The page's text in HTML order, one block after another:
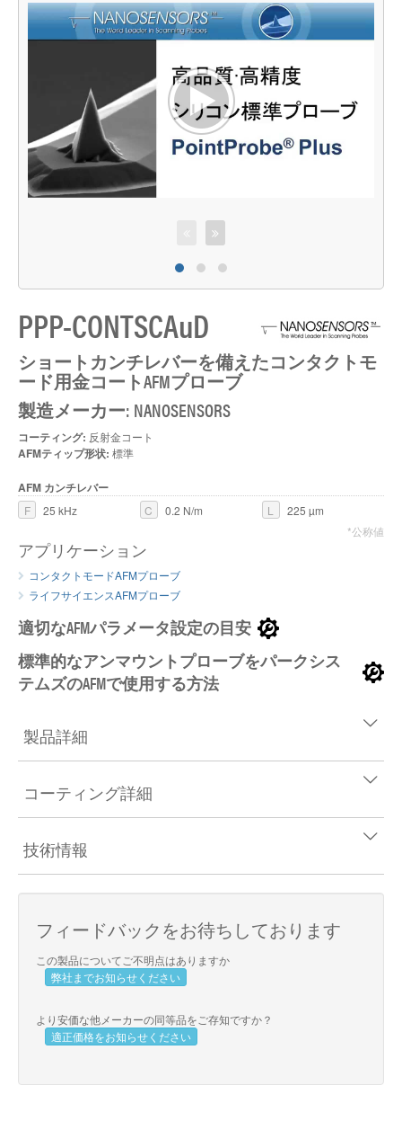
PPP-CONTSCAuD
ショートカンチレバーを備えたコンタクトモ
ード用金コートAFMプローブ
製造メーカー: NANOSENSORS
コーティング: 反射金コート
AFMティップ形状: 標準
AFM カンチレバー
F 25 kHz C 0.2 N/m L
225 µm
*公称値
アプリケーション
コンタクトモードAFMプローブ
ライフサイエンスAFMプローブ
適切なAFMパラメータ設定の目安
標準的なアンマウントプローブをパークシス
テムズのAFMで使用する方法
製品詳細
コーティング詳細
技術情報
フィードバックをお待ちしております
この製品についてご不明点はありますか
弊社までお知らせください
より安価な他メーカーの同等品をご存知ですか？
適正価格をお知らせください